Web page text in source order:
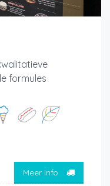
formules
Meer info